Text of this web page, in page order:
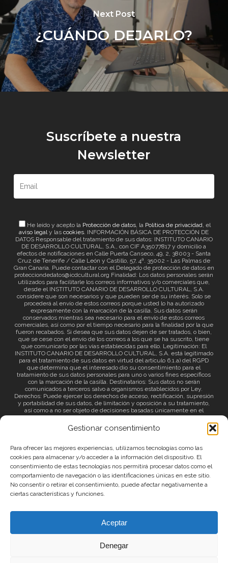
Gestionar consentimiento
Para ofrecer las mejores experiencias, utilizamos tecnologías como las
cookies para almacenar y/o acceder a la información del dispositivo. El
consentimiento de estas tecnologías nos permitirá procesar datos como el
comportamiento de navegación o las identificaciones únicas en este sitio.
No consentir o retirar el consentimiento, puede afectar negativamente a
ciertas características y funciones.
Aceptar
Denegar
Next Post
¿CUÁNDO DEJARLO?
Suscríbete a nuestra
Newsletter
He leído y acepto la Protección de datos, la Política de privacidad, el
aviso legaly lascookies. INFORMACIÓN BÁSICA DE PROTECCIÓN DE
DATOS Responsable del tratamiento de sus datos: INSTITUTO CANARIO
DE DESARROLLO CULTURAL, S.A., con CIF A35077817 y domicilio a
efectos de notificaciones en Calle Puerta Canseco, 49, 2, 38003 - Santa
Cruz de Tenerife / Calle León y Castillo, 57, 4ª. 35002 - Las Palmas de
Gran Canaria. Puede contactar con el Delegado de protección de datos en
protecciondedatos@icdcultural.org Finalidad: Los datos personales serán
utilizados para facilitarle los correos informativos y/o comerciales que,
desde el INSTITUTO CANARIO DE DESARROLLO CULTURAL, S.A.
considere que son necesarios y que pueden ser de su interés. Solo se
procederá al envío de estos correos porque usted lo ha autorizado
expresamente con la marcación de la casilla. Sus datos serán
conservados mientras sea necesario para el envío de estos correos
comerciales, así como por el tiempo necesario para la finalidad por la que
fueron recabados. Si desea que sus datos dejen de ser tratados, o bien,
que se cese con el envío de los correos a los que se ha suscrito, tiene
que comunicarlo por las vías establecidas para ello. Legitimación: El
INSTITUTO CANARIO DE DESARROLLO CULTURAL, S.A. está legitimado
para el tratamiento de sus datos en virtud del artículo 6.1.a) del RGPD
que determina que el interesado dio su consentimiento para el
tratamiento de sus datos personales para uno o varios fines específicos
con la marcación de la casilla. Destinatarios: Sus datos no serán
comunicados a terceros salvo a organismos establecidos por Ley.
Derechos: Puede ejercer los derechos de acceso, rectificación, supresión
y portabilidad de sus datos, de limitación y oposición a su tratamiento,
así como a no ser objeto de decisiones basadas únicamente en el
tratamiento automatizado de sus datos y revocar el consentimiento
prestado. Información adicional: Puede consultar la información adicional
a través del siguienteenlace.
© 2026 Canary Islands Film.
Protección de datos